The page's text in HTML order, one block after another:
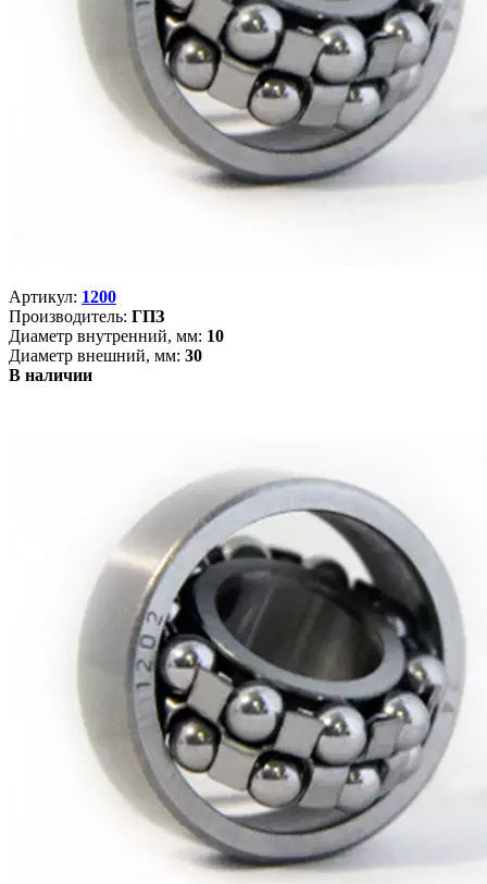
Артикул: 1200
Производитель: ГПЗ
Диаметр внутренний, мм: 10
Диаметр внешний, мм: 30
В наличии